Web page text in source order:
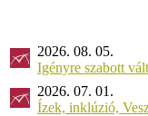
2026. 08. 05.
Igényre szabott
2026. 07. 01.
Ízek, inklúzió,